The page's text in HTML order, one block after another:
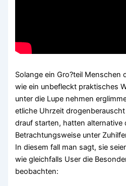
Solange ein Gro?teil Menschen
wie ein unbefleckt praktisches
unter die Lupe nehmen
etliche Uhrzeit
drauf starten, hatten alternative
Betrachtungsweise unter
In diesem fall man sagt, sie
wie gleichfalls User die
beobachten: